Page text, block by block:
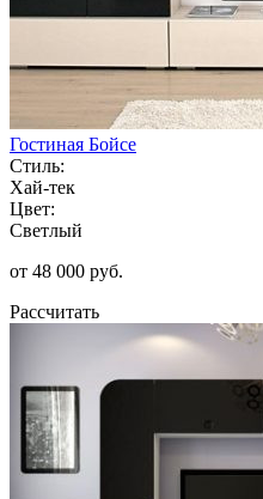
Гостиная Бойсе
Стиль:
Хай-тек
Цвет:
Светлый
от 48 000 руб.
Рассчитать